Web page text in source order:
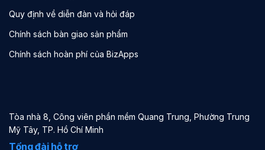
Quy định về diễn đàn và hỏi đáp
Chính sách bàn giao sản phẩm
Chính sách hoàn phí của BizApps
Tòa nhà 8, Công viên phần mềm Quang Trung, Phường Trung
Mỹ Tây, TP. Hồ Chí Minh
Tổng đài hỗ trợ